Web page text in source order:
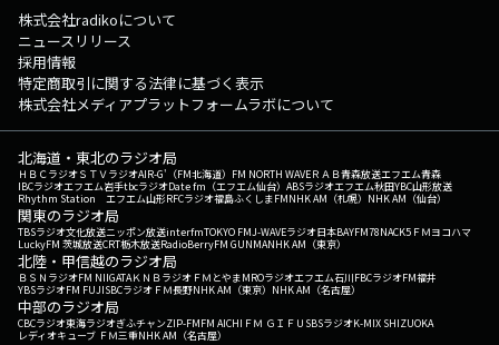
株式会社radikoについて
ニュースリリース
採用情報
特定商取引に関する法律に基づく表示
株式会社メディアプラットフォームラボについて
北海道・東北のラジオ局
ＨＢＣラジオＳＴＶラジオAIR-G'（FM北海道） FM NORTH WAVEＲＡＢ青森放送エフエム青森
IBCラジオエフエム岩手tbcラジオDate fm（エフエム仙台） ABSラジオエフエム秋田YBC山形放送
Rhythm Station エフエム山形RFCラジオ福島ふくしまFMNHK AM（札幌） NHK AM（仙台）
関東のラジオ局
TBSラジオ文化放送ニッポン放送interfmTOKYO FMJ-WAVEラジオ日本BAYFM78NACK5 ＦＭヨコハマ
LuckyFM 茨城放送CRT栃木放送RadioBerryFM GUNMANHK AM（東京）
北陸・甲信越のラジオ局
ＢＳＮラジオFM NIIGATAＫＮＢラジオ ＦＭとやまMROラジオエフエム石川FBCラジオFM福井
YBSラジオFM FUJISBCラジオ ＦＭ長野NHK AM（東京） NHK AM（名古屋）
中部のラジオ局
CBCラジオ東海ラジオぎふチャンZIP-FMFM AICHI ＦＭ ＧＩＦＵ SBSラジオK-MIX SHIZUOKA
レディオキューブ ＦＭ三重NHK AM（名古屋）